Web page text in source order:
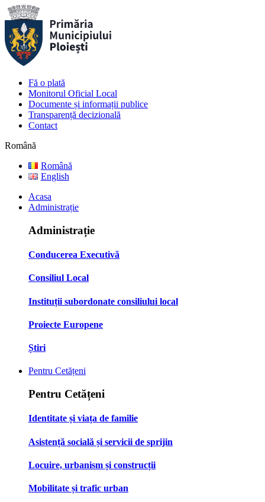
Fă o plată
Monitorul Oficial Local
Documente și informații publice
Transparență decizională
Contact
Română
Română
English
Acasa
Administrație
Administrație
Conducerea Executivă
Consiliul Local
Instituții subordonate consiliului local
Proiecte Europene
Știri
Pentru Cetățeni
Pentru Cetățeni
Identitate și viața de familie
Asistență socială și servicii de sprijin
Locuire, urbanism și construcții
Mobilitate și trafic urban